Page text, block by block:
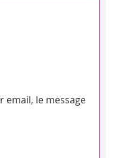
email, le message